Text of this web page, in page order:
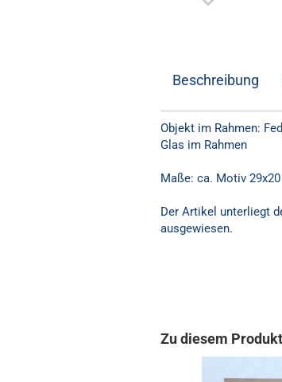
Beschreibung
Objekt im Rahmen:
Glas im Rahmen
Maße: ca. Motiv
Der Artikel unterliegt
ausgewiesen.
Zu diesem